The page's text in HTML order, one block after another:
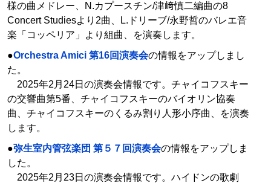
様の曲メドレー、N.カプースチン/津﨑慎二編曲の8
Concert Studiesより2曲、L.ドリーブ/永野哲のバレエ音
楽「コッペリア」より組曲、を演奏します。
●Orchestra Amici 第16回演奏会の情報をアップしまし
た。
2025年2月24日の演奏会情報です。チャイコフスキー
の交響曲第5番、チャイコフスキーのバイオリン協奏
曲、チャイコフスキーのくるみ割り人形小序曲、を演奏
します。
●弥生室内管弦楽団 第５７回演奏会の情報をアップしま
した。
2025年2月23日の演奏会情報です。ハイドンの歌劇